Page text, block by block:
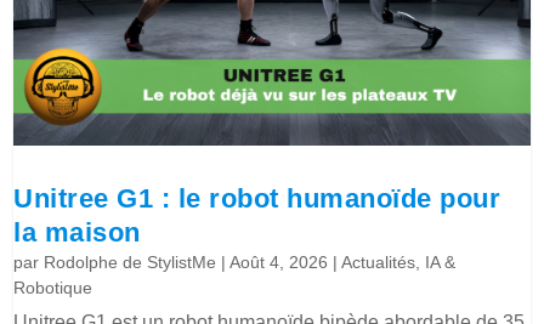
Unitree G1 : le robot humanoïde pour
la maison
par Rodolphe de StylistMe |Août 4, 2026 |Actualités IA &
Robotique